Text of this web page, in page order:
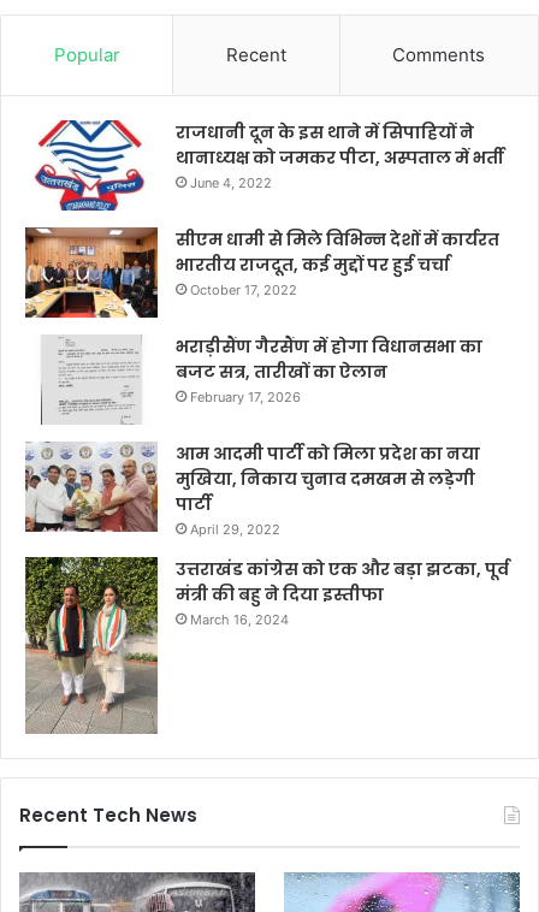
Popular Recent Comments
राजधानी दून के इस थाने में सिपाहियों ने
थानाध्यक्ष को जमकर पीटा, अस्पताल में भर्ती
June 4, 2022
सीएम धामी से मिले विभिन्न देशों में कार्यरत
भारतीय राजदूत, कई मुद्दों पर हुई चर्चा
October 17, 2022
भराड़ीसैंण गैरसैंण में होगा विधानसभा का
बजट सत्र, तारीखों का ऐलान
February 17, 2026
आम आदमी पार्टी को मिला प्रदेश का नया
मुखिया, निकाय चुनाव दमखम से लड़ेगी
पार्टी
April 29, 2022
उत्तराखंड कांग्रेस को एक और बड़ा झटका, पूर्व
मंत्री की बहु ने दिया इस्तीफा
March 16, 2024
Recent Tech News